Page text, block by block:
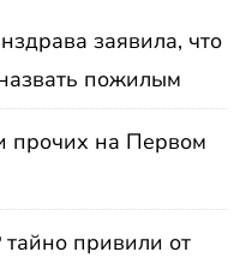
заявила, что
пожилым
прочих на Первом
привили от